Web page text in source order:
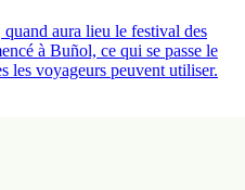
aura lieu le festival des
à Buñol, ce qui se passe le
les voyageurs peuvent utiliser.